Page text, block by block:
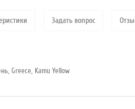
Задать вопрос
,Greece, Kamu Yellow